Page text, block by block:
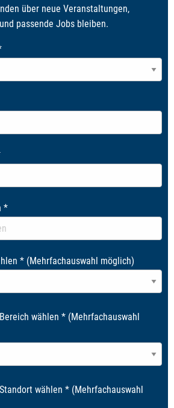
über neue Veranstaltungen,
passende Jobs bleiben.
*
* (Mehrfachauswahl möglich)
wählen * (Mehrfachauswahl
wählen * (Mehrfachauswahl